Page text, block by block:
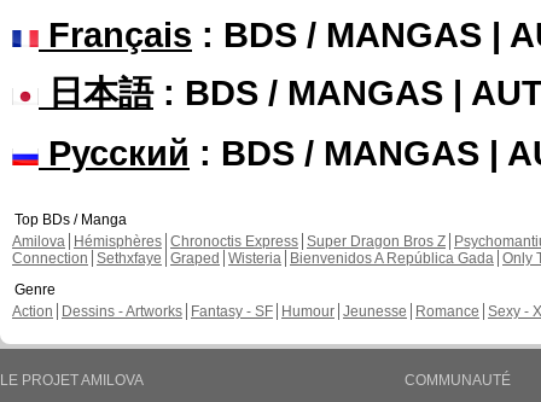
Français : BDS / MANGAS |
日本語: BDS / MANGAS |
Русский : BDS / MANGAS |
Top BDs / Manga
Amilova
Hémisphères Chronoctis Express Super Dragon Bros Z
Connection Sethxfaye Graped Wisteria Bienvenidos A República Gada Only
Genre
Action
Dessins - Artworks Fantasy - SF Humour Jeunesse Romance Sexy -
LE PROJET AMILOVA
COMMUNAUTÉ